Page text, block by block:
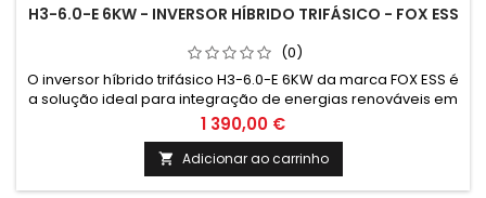
H3-6.0-E 6KW - INVERSOR HÍBRIDO TRIFÁSICO - FOX ESS
(0)
O inversor híbrido trifásico H3-6.0-E 6KW da marca FOX ESS é
a solução ideal para integração de energias renováveis em
sistemas de climatização. Garante eficiência energética e
sustentabilidade, proporcionando economia e conforto
para residências e empresas.
1 390,00 €
 Adicionar ao carrinho